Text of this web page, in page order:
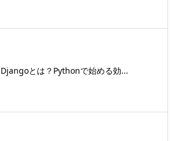
Djangoとは？Pythonで始める効...